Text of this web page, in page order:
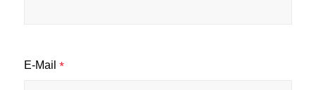
E-Mail *